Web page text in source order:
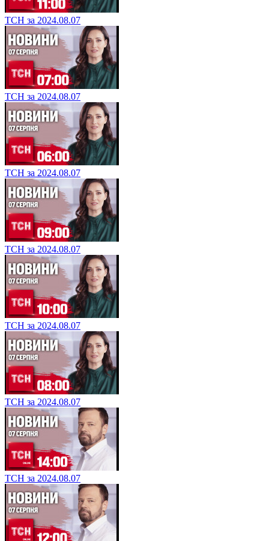
ТСН за 2024.08.07
ТСН за 2024.08.07
ТСН за 2024.08.07
ТСН за 2024.08.07
ТСН за 2024.08.07
ТСН за 2024.08.07
ТСН за 2024.08.07